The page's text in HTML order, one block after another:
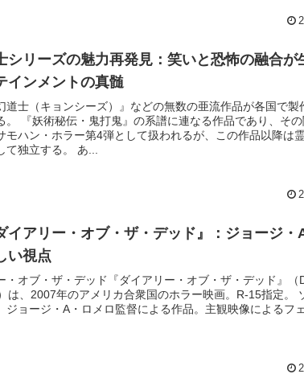
シリーズの魅力再発見：笑いと恐怖の融合が
インメントの真髄
道士（キョンシーズ）』などの無数の亜流作品が各国で製
。 『妖術秘伝・鬼打鬼』の系譜に連なる作品であり、そ
モハン・ホラー第4弾として扱われるが、この作品以降は
て独立する。 あ...
イアリー・オブ・ザ・デッド』：ジョージ・
い視点
・オブ・ザ・デッド『ダイアリー・オブ・ザ・デッド』（
は、2007年のアメリカ合衆国のホラー映画。R-15指定。
ジョージ・A・ロメロ監督による作品。主観映像によるフ